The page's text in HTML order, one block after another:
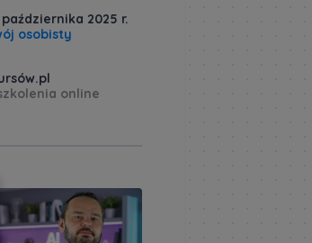
2025 r.
osobisty
online